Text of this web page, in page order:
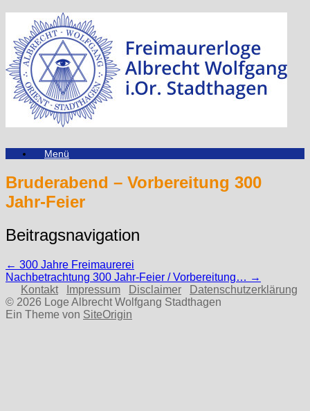
Zum
Inhalt
springen
Menü
Bruderabend – Vorbereitung 300
Jahr-Feier
Beitragsnavigation
← 300 Jahre Freimaurerei
Nachbetrachtung 300 Jahr-Feier / Vorbereitung… →
Kontakt
Impressum Disclaimer
Datenschutzerklärung
© 2026 Loge Albrecht Wolfgang Stadthagen
Ein Theme von SiteOrigin